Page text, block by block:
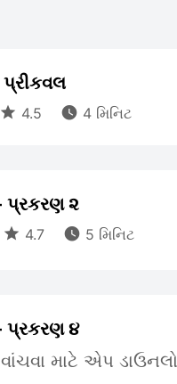
 4.5  4 મિનિટ
પ્રકરણ ૨
 4.7  5 મિનિટ
પ્રકરણ ૪
માટે એપ